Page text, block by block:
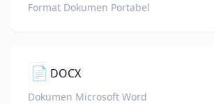
Format Dokumen Portabel
📄 DOCX
Dokumen Microsoft Word